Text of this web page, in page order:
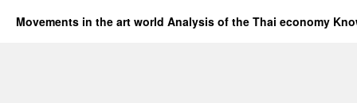
Movements in the art world Analysis of the Thai economy